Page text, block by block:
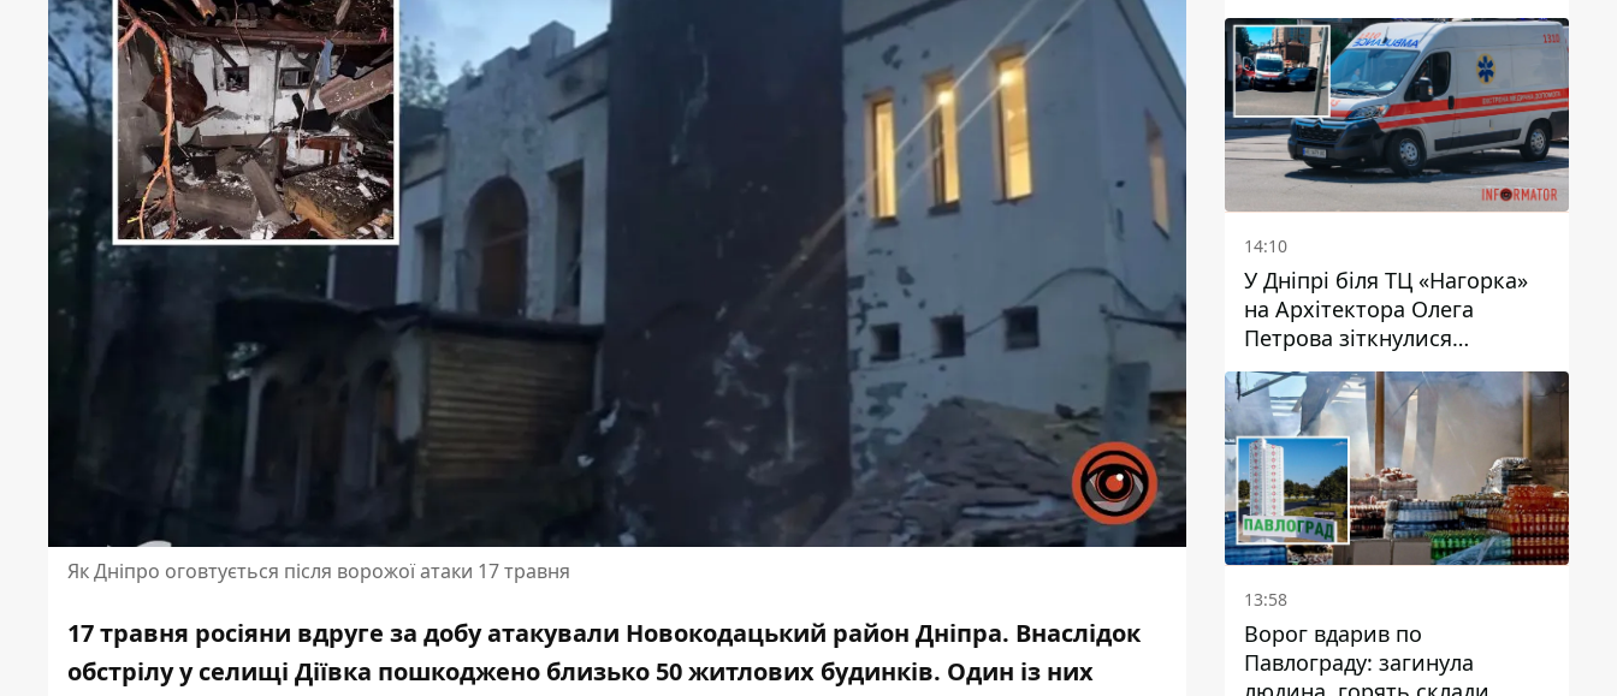
Як Дніпро оговтується після ворожої атаки 17 травня
17 травня росіяни вдруге за добу атакували Новокодацький район Дніпра. Внаслідок
обстрілу у селищі Діївка пошкоджено близько 50 житлових будинків. Один із них
14:10
У Дніпрі біля ТЦ «Нагорка»
на Архітектора Олега
Петрова зіткнулися
«швидка» та Toyota: трамваї
№5 затримуються
13:58
Ворог вдарив по
Павлограду: загинула